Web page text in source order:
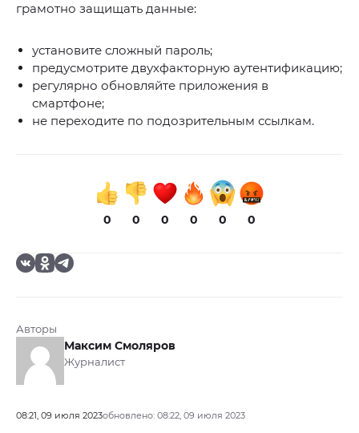
грамотно защищать данные:
установите сложный пароль;
предусмотрите двухфакторную аутентификацию;
регулярно обновляйте приложения в
смартфоне;
не переходите по подозрительным ссылкам.
0 0 0 0 0 0
Авторы
Максим Смоляров
Журналист
08:21, 09 июля 2023обновлено: 08:22, 09 июля 2023